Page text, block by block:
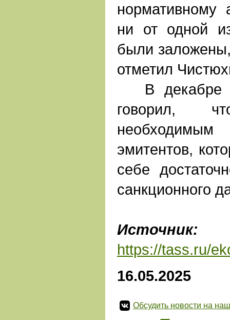
нормативному
ни от одной
были
отметил
В декабре
говорил,
эмитентов,
себе
санкционного
Источник:
https://tass.ru/
16.05.2025
Обсудить новости на